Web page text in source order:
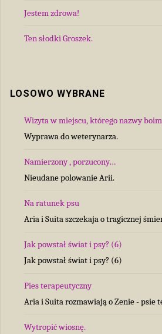
Jestem zdrowa!
Ten słodki Groszek.
LOSOWO WYBRANE
Wizyta w miejscu, którego nazwy
Wyprawa do weterynarza.
Namierzony , porzucony…
Nieudane polowanie Arii.
Na ratunek psu
Aria i Suita szczekaja o tragicznej
Jak powstał świat i psy? (6)
Jak powstał świat i psy? (6)
Pies terapeutyczny
Aria i Suita rozmawiają o Zenie - psie
Wytropić wiosnę.